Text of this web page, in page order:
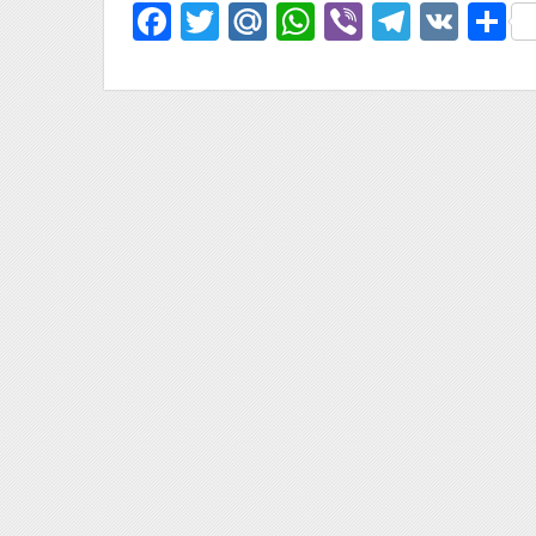
Facebook
TwitterMail.Ru
WhatsApp
Viber VK